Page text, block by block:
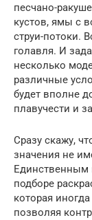
песчано-
кустов, ямы с
струи-потоки.
голавля. И
несколько
различные
будет вполне
плавучести и
Сразу скажу,
значения не
Единственным
подборе
которая
позволяя